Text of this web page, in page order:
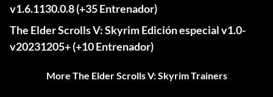
v1.6.1130.0.8 (+35 Entrenador)
The Elder Scrolls V: Skyrim Edición especial v1.0-
v20231205+ (+10 Entrenador)
More The Elder Scrolls V: Skyrim Trainers